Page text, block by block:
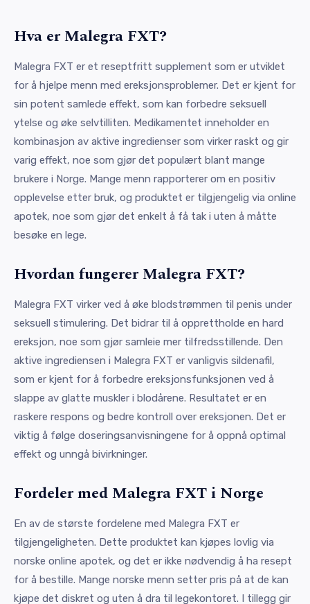
Hva er Malegra FXT?
Malegra FXT er et reseptfritt supplement som er utviklet
for å hjelpe menn med ereksjonsproblemer. Det er kjent for
sin potent samlede effekt, som kan forbedre seksuell
ytelse og øke selvtilliten. Medikamentet inneholder en
kombinasjon av aktive ingredienser som virker raskt og gir
varig effekt, noe som gjør det populært blant mange
brukere i Norge. Mange menn rapporterer om en positiv
opplevelse etter bruk, og produktet er tilgjengelig via online
apotek, noe som gjør det enkelt å få tak i uten å måtte
besøke en lege.
Hvordan fungerer Malegra FXT?
Malegra FXT virker ved å øke blodstrømmen til penis under
seksuell stimulering. Det bidrar til å opprettholde en hard
ereksjon, noe som gjør samleie mer tilfredsstillende. Den
aktive ingrediensen i Malegra FXT er vanligvis sildenafil,
som er kjent for å forbedre ereksjonsfunksjonen ved å
slappe av glatte muskler i blodårene. Resultatet er en
raskere respons og bedre kontroll over ereksjonen. Det er
viktig å følge doseringsanvisningene for å oppnå optimal
effekt og unngå bivirkninger.
Fordeler med Malegra FXT i Norge
En av de største fordelene med Malegra FXT er
tilgjengeligheten. Dette produktet kan kjøpes lovlig via
norske online apotek, og det er ikke nødvendig å ha resept
for å bestille. Mange norske menn setter pris på at de kan
kjøpe det diskret og uten å dra til legekontoret. I tillegg gir